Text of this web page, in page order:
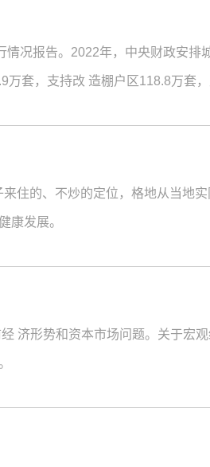
况报告。2022年，中央财政安排
套，支持改 造棚户区118.8万套
住的、不炒的定位，格地从当地
康发展。
济形势和资本市场问题。关于宏